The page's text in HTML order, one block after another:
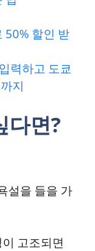
50% 할인 받
력하고 도쿄
지
다면?
설을 들을 가
고조되면